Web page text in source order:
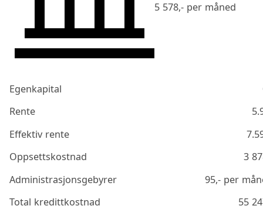
5 578,- per måned
Egenkapital
Rente
Effektiv rente
Oppsettskostnad
3
Administrasjonsgebyrer
95,- per
Total kredittkostnad
55